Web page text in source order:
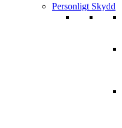
Personligt Skydd